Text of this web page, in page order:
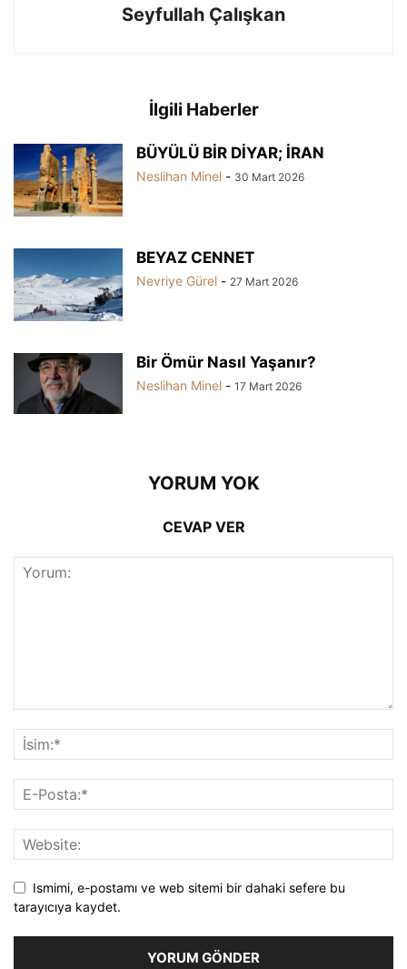
Seyfullah Çalışkan
İlgili Haberler
BÜYÜLÜ BİR DİYAR; İRAN
Neslihan Minel - 30 Mart 2026
BEYAZ CENNET
Nevriye Gürel - 27 Mart 2026
Bir Ömür Nasıl Yaşanır?
Neslihan Minel - 17 Mart 2026
YORUM YOK
CEVAP VER
Ismimi, e-postamı ve web sitemi bir dahaki sefere bu
tarayıcıya kaydet.